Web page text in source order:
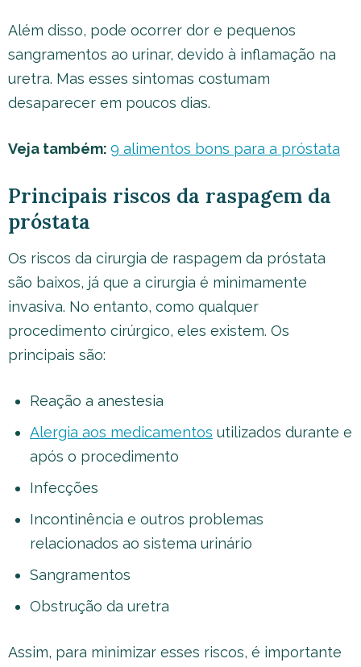
Além disso, pode ocorrer dor e pequenos
sangramentos ao urinar, devido à inflamação na
uretra. Mas esses sintomas costumam
desaparecer em poucos dias.
Veja também: 9 alimentos bons para a próstata
Principais riscos da raspagem da
próstata
Os riscos da cirurgia de raspagem da próstata
são baixos, já que a cirurgia é minimamente
invasiva. No entanto, como qualquer
procedimento cirúrgico, eles existem. Os
principais são:
Reação a anestesia
Alergia aos medicamentos utilizados durante e
após o procedimento
Infecções
Incontinência e outros problemas
relacionados ao sistema urinário
Sangramentos
Obstrução da uretra
Assim, para minimizar esses riscos, é importante